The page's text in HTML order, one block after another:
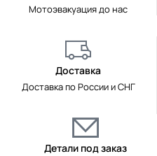
Мотоэвакуация до нас
Доставка
Доставка по России и СНГ
Детали под заказ